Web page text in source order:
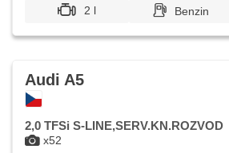
2 l
Benzin
x52
Audi A5
2,0 TFSi S-LINE,SERV.KN.ROZVOD